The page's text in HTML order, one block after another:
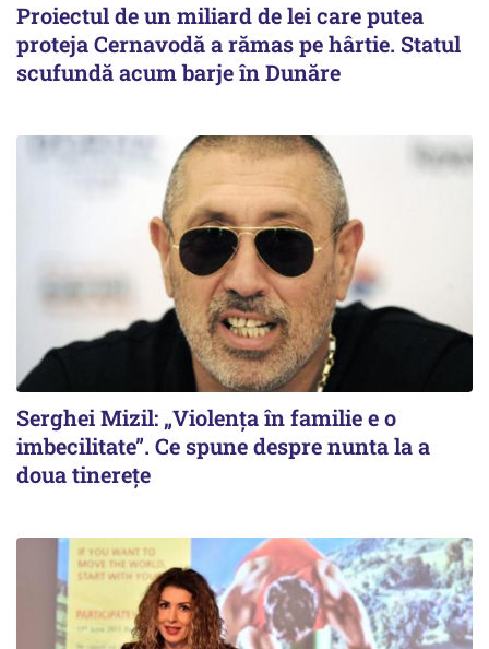
Proiectul de un miliard de lei care putea
proteja Cernavodă a rămas pe hârtie. Statul
scufundă acum barje în Dunăre
Serghei Mizil: „Violența în familie e o
imbecilitate”. Ce spune despre nunta la a
doua tinerețe